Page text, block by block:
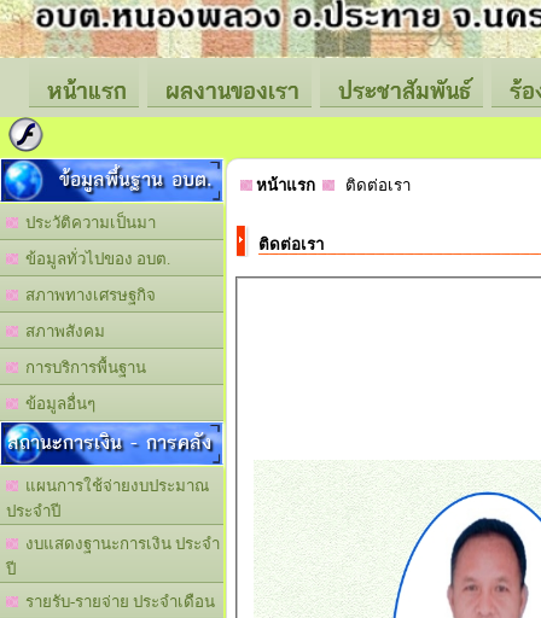
หน้าแรก ผลงานของเรา ประชาสัมพันธ์ ร้
ข้อมูลพื้นฐาน อบต.
ประวัติความเป็นมา
ข้อมูลทั่วไปของ อบต.
สภาพทางเศรษฐกิจ
สภาพสังคม
การบริการพื้นฐาน
ข้อมูลอื่นๆ
สถานะการเงิน - การคลัง
แผนการใช้จ่ายงบประมาณ
ประจำปี
งบแสดงฐานะการเงิน ประจำ
ปี
รายรับ-รายจ่าย ประจำเดือน
หน้าแรก ติดต่อเรา
ติดต่อเรา